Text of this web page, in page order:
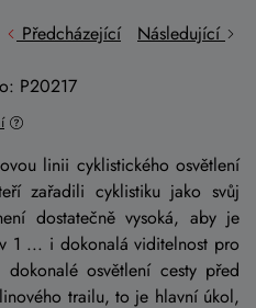
Předcházející Následující
P20217
linii cyklistického osvětlení
zařadili cyklistiku jako svůj
dostatečně vysoká, aby je
1 ... i dokonalá viditelnost pro
osvětlení cesty před
trailu, to je hlavní úkol,